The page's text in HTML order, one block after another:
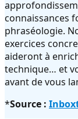
connaissances
phraséologie.
exercices
aideront à
technique… et
avant de vous
*Source :